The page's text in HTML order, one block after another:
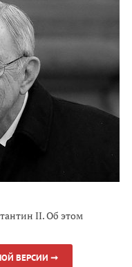
II. Об этом
ВЕРСИИ ➞